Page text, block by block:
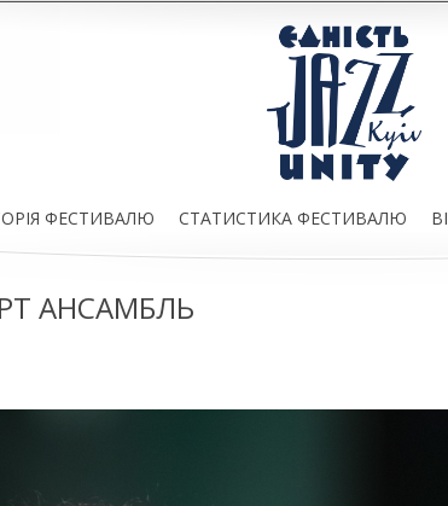
ФЕСТИВАЛЮ СТАТИСТИКА ФЕСТИВАЛЮ
АНСАМБЛЬ